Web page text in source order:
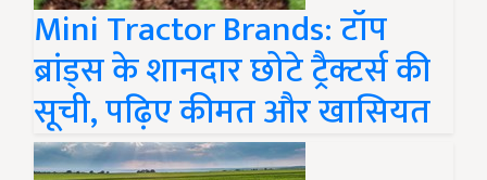
Mini Tractor Brands: टॉप
ब्रांड्स के शानदार छोटे ट्रैक्टर्स की
सूची, पढ़िए कीमत और खासियत